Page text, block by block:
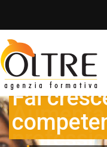
Fai